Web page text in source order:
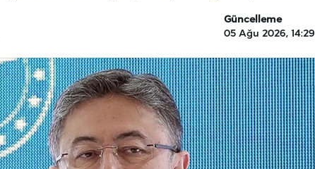
Güncelleme
05 Ağu 2026, 14:29